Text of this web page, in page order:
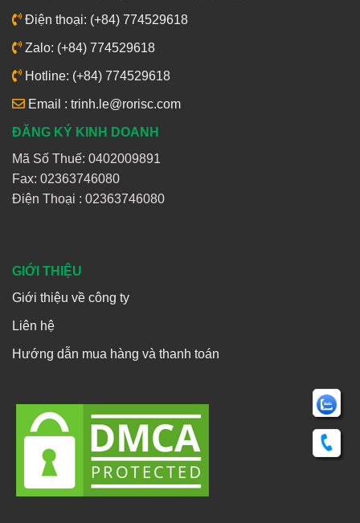
Điện thoại: (+84) 774529618
Zalo: (+84) 774529618
Hotline: (+84) 774529618
Email : trinh.le@rorisc.com
ĐĂNG KÝ KINH DOANH
Mã Số Thuế: 0402009891
Fax: 02363746080
Điện Thoại : 02363746080
GIỚI THIỆU
Giới thiệu về công ty
Liên hệ
Hướng dẫn mua hàng và thanh toán